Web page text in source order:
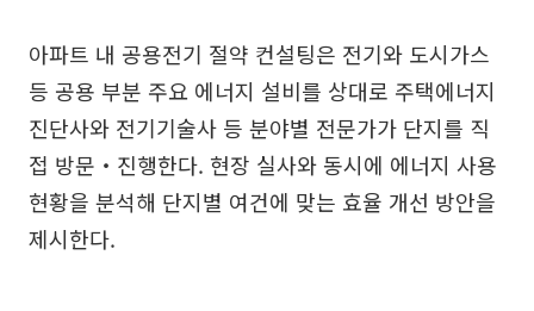
아파트 내 공용전기 절약 컨설팅은 전기와 도시가스
등 공용 부분 주요 에너지 설비를 상대로 주택에너지
진단사와 전기기술사 등 분야별 전문가가 단지를 직
접 방문‧진행한다. 현장 실사와 동시에 에너지 사용
현황을 분석해 단지별 여건에 맞는 효율 개선 방안을
제시한다.